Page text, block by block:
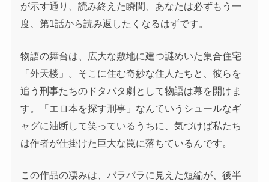
が示す通り、読み終えた瞬間、あなたは必ずもう一
度、第1話から読み返したくなるはずです。
物語の舞台は、広大な敷地に建つ謎めいた集合住宅
「外天楼」。そこに住む奇妙な住人たちと、彼らを
追う刑事たちのドタバタ劇として物語は幕を開けま
す。「エロ本を探す刑事」なんていうシュールなギ
ャグに油断して笑っているうちに、気づけば私たち
は作者が仕掛けた巨大な罠に落ちているんです。
この作品の凄みは、バラバラに見えた短編が、後半